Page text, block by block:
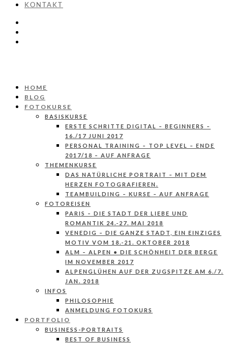
KONTAKT
HOME
BLOG
FOTOKURSE
BASISKURSE
ERSTE SCHRITTE DIGITAL – BEGINNERS –
16./17 JUNI 2017
PERSONAL TRAINING – TOP LEVEL – ENDE
2017/18 – AUF ANFRAGE
THEMENKURSE
DAS NATÜRLICHE PORTRAIT – MIT DEM
HERZEN FOTOGRAFIEREN.
TEAMBUILDING – KURSE – AUF ANFRAGE
FOTOREISEN
PARIS – DIE STADT DER LIEBE UND
ROMANTIK 24.-27. MAI 2018
VENEDIG – DIE GANZE STADT, EIN EINZIGES
MOTIV VOM 18.-21. OKTOBER 2018
ALM – ALPEN • DIE SCHÖNHEIT DER BERGE
IM NOVEMBER 2017
ALPENGLÜHEN AUF DER ZUGSPITZE AM 6./7.
JAN. 2018
INFOS
PHILOSOPHIE
ANMELDUNG FOTOKURS
PORTFOLIO
BUSINESS-PORTRAITS
BEST OF BUSINESS